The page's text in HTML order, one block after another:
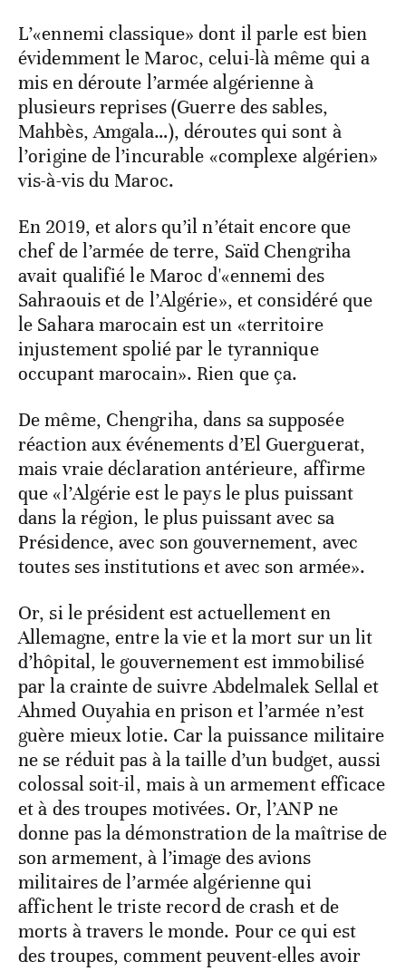
L’«ennemi classique» dont il parle est bien
évidemment le Maroc, celui-là même qui a
mis en déroute l’armée algérienne à
plusieurs reprises (Guerre des sables,
Mahbès, Amgala…), déroutes qui sont à
l’origine de l’incurable «complexe algérien»
vis-à-vis du Maroc.
En 2019, et alors qu’il n’était encore que
chef de l’armée de terre, Saïd Chengriha
avait qualifié le Maroc d'«ennemi des
Sahraouis et de l’Algérie», et considéré que
le Sahara marocain est un «territoire
injustement spolié par le tyrannique
occupant marocain». Rien que ça.
De même, Chengriha, dans sa supposée
réaction aux événements d’El Guerguerat,
mais vraie déclaration antérieure, affirme
que «l’Algérie est le pays le plus puissant
dans la région, le plus puissant avec sa
Présidence, avec son gouvernement, avec
toutes ses institutions et avec son armée».
Or, si le président est actuellement en
Allemagne, entre la vie et la mort sur un lit
d’hôpital, le gouvernement est immobilisé
par la crainte de suivre Abdelmalek Sellal et
Ahmed Ouyahia en prison et l’armée n’est
guère mieux lotie. Car la puissance militaire
ne se réduit pas à la taille d’un budget, aussi
colossal soit-il, mais à un armement efficace
et à des troupes motivées. Or, l’ANP ne
donne pas la démonstration de la maîtrise de
son armement, à l’image des avions
militaires de l’armée algérienne qui
affichent le triste record de crash et de
morts à travers le monde. Pour ce qui est
des troupes, comment peuvent-elles avoir